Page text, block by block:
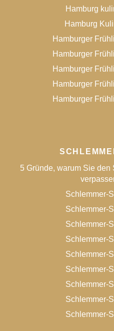
Hamburg
Hamburg
Hamburger
Hamburger
Hamburger
Hamburger
Hamburger
5 Gründe, warum Sie
Schlemmer-
Schlemmer-
Schlemmer-
Schlemmer-
Schlemmer-
Schlemmer-
Schlemmer-
Schlemmer-
Schlemmer-